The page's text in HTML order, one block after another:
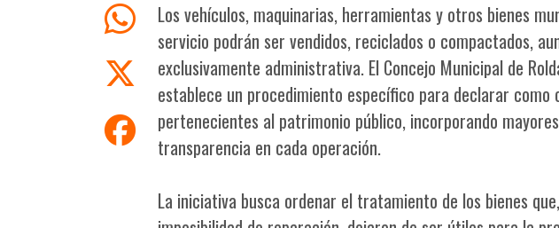
Los vehículos, maquinarias, herramientas y otros bienes
servicio podrán ser vendidos, reciclados o compactados,
exclusivamente administrativa. El Concejo Municipal de
establece un procedimiento específico para declarar
pertenecientes al patrimonio público, incorporando
transparencia en cada operación.
La iniciativa busca ordenar el tratamiento de los bienes